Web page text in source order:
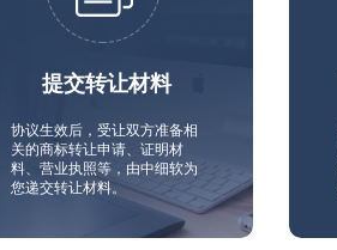
提交转让材料
协议生效后，受让双方准备相
关的商标转让申请、证明材
料、营业执照等，由中细软为
您递交转让材料。